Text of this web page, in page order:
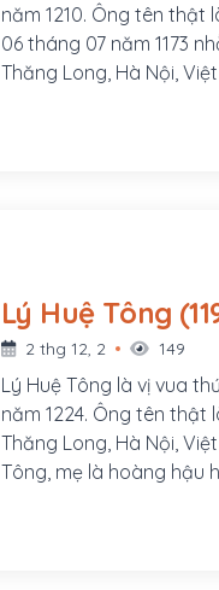
năm 1210. Ông tên thật
06 tháng 07 năm 1173
Thăng Long, Hà Nội,
Lý
2 thg 12, 2 149
Lý Huệ Tông là vị vua
năm 1224. Ông tên thật
Thăng Long, Hà Nội,
Tông, mẹ là hoàng hậu